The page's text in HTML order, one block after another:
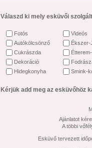
Válaszd ki mely esküvői
Fotós
Videós
Autókölcsönző
Ékszer-
Cukrászda
Dekoráció
Hidegkonyha
Smink-
Kérjük add meg az esküvőhöz
Ajánlatot
A többi
Esküvő tervezett